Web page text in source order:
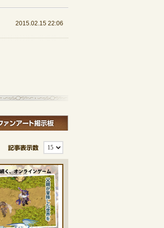
2015.02.15 22:06
クラブ募集掲示板
記事表示数
★★